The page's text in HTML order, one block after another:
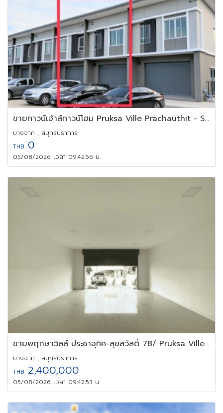
ขายทาวน์เฮ้าส์ทาวน์โฮม Pruksa Ville Prachauthit - Suksawat 78
บางจาก , สมุทรปราการ
THB 0
05/08/2026 เวลา 09:42:56 น.
ขายพฤกษาวิลล์ ประชาอุทิศ-สุขสวัสดิ์ 78/ Pruksa Ville Prachauthit
บางจาก , สมุทรปราการ
THB 2,400,000
05/08/2026 เวลา 09:42:53 น.